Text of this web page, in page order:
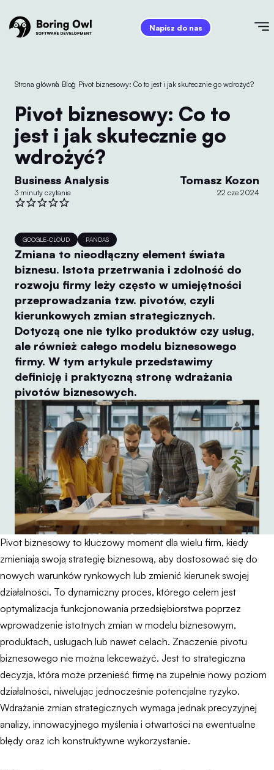
Napisz do nas
Strona główna
/ Blog
/ Pivot biznesowy: Co to jest i jak skutecznie go wdrożyć?
Pivot biznesowy: Co to
jest i jak skutecznie go
wdrożyć?
Business Analysis
3 minuty czytania
Tomasz Kozon
22 cze 2024
GOOGLE-CLOUD PANDAS
Zmiana to nieodłączny element świata
biznesu. Istota przetrwania i zdolność do
rozwoju firmy leży często w umiejętności
przeprowadzania tzw. pivotów, czyli
kierunkowych zmian strategicznych.
Dotyczą one nie tylko produktów czy usług,
ale również całego modelu biznesowego
firmy. W tym artykule przedstawimy
definicję i praktyczną stronę wdrażania
pivotów biznesowych.
Pivot biznesowy to kluczowy moment dla wielu firm, kiedy
zmieniają swoją strategię biznesową, aby dostosować się do
nowych warunków rynkowych lub zmienić kierunek swojej
działalności. To dynamiczny proces, którego celem jest
optymalizacja funkcjonowania przedsiębiorstwa poprzez
wprowadzenie istotnych zmian w modelu biznesowym,
produktach, usługach lub nawet celach. Znaczenie pivotu
biznesowego nie można lekceważyć. Jest to strategiczna
decyzja, która może przenieść firmę na zupełnie nowy poziom
działalności, niwelując jednocześnie potencjalne ryzyko.
Wdrażanie zmian strategicznych wymaga jednak precyzyjnej
analizy, innowacyjnego myślenia i otwartości na ewentualne
błędy oraz ich konstruktywne wykorzystanie.